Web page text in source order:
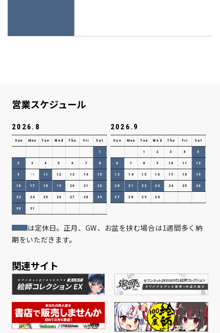
営業スケジュール
2026.8
Sun Mon Tue Wed Thu Fri Sat
1
2 3 4 5 6 7 8
9 10 11 12 13 14 15
16 17 18 19 20 21 22
23 24 25 26 27 28 29
30 31
2026.9
Sun Mon Tue Wed Thu Fri Sat
1 2 3 4 5
6 7 8 9 10 11 12
13 14 15 16 17 18 19
20 21 22 23 24 25 26
27 28 29 30
は定休日。正月、GW、お盆を挟む場合は1週間多く納
期をいただきます。
関連サイト